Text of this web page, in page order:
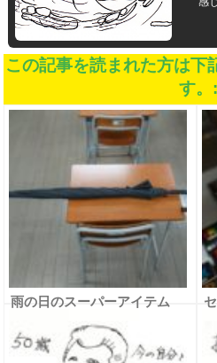
この記事を読まれた方は下
す。:
雨の日のスーパーアイテム